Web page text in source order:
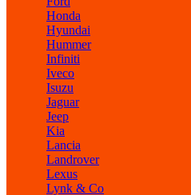
Honda
Hyundai
Hummer
Infiniti
Iveco
Isuzu
Jaguar
Jeep
Kia
Lancia
Landrover
Lexus
Lynk & Co